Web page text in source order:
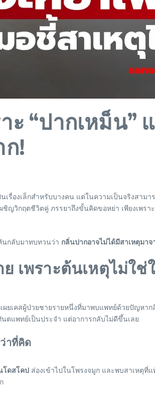
ะ “ปากเหม็น
ก!
นเรื่องเล็กสำหรับบางคน แต่ในความเป็นจริงสา
ชิญวิกฤตชีวิตคู่ ภรรยาถึงขั้นคิดขอหย่า เพียงเ
นกลับมาทบทวนว่า กลิ่นปากอาจไม่ได้มีสาเหตุมา
เพราะต้นเหตุไม่ใช่
ผยเคสผู้ป่วยชายรายหนึ่งที่มาพบแพทย์ด้วยปัญห
ตแพทย์เป็นประจำ แต่อาการกลับไม่ดีขึ้นเลย
าที่คิด
โดสโคป ส่องเข้าไปในโพรงจมูก และพบสาเหตุที่